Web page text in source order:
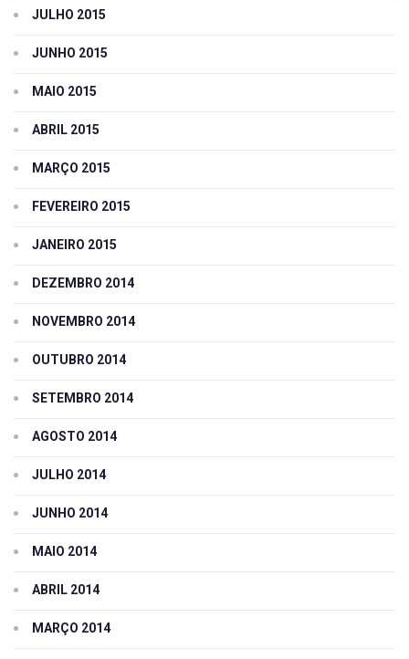
JULHO 2015
JUNHO 2015
MAIO 2015
ABRIL 2015
MARÇO 2015
FEVEREIRO 2015
JANEIRO 2015
DEZEMBRO 2014
NOVEMBRO 2014
OUTUBRO 2014
SETEMBRO 2014
AGOSTO 2014
JULHO 2014
JUNHO 2014
MAIO 2014
ABRIL 2014
MARÇO 2014